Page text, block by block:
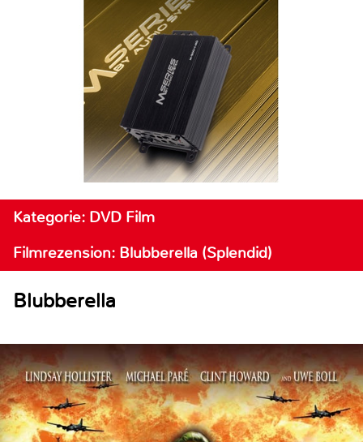
Kategorie: DVD Film
Filmrezension: Blubberella (Splendid)
Blubberella